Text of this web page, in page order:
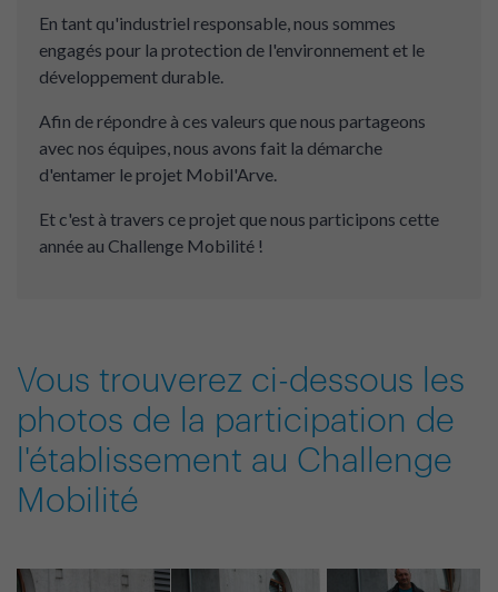
En tant qu'industriel responsable, nous sommes
engagés pour la protection de l'environnement et le
développement durable.
Afin de répondre à ces valeurs que nous partageons
avec nos équipes, nous avons fait la démarche
d'entamer le projet Mobil'Arve.
Et c'est à travers ce projet que nous participons cette
année au Challenge Mobilité !
Vous trouverez ci-dessous les
photos de la participation de
l'établissement au Challenge
Mobilité